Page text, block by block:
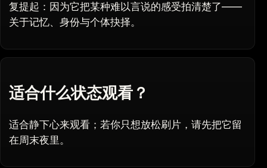
复提起：因为它把某种难以言说的感受拍清楚了——
关于记忆、身份与个体抉择。
适合什么状态观看？
适合静下心来观看；若你只想放松刷片，请先把它留
在周末夜里。